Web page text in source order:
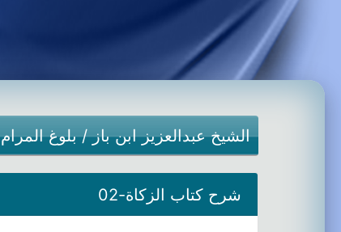
الشيخ عبدالعزيز ابن باز/بلوغ المرام
شرح كتاب الزكاة-02